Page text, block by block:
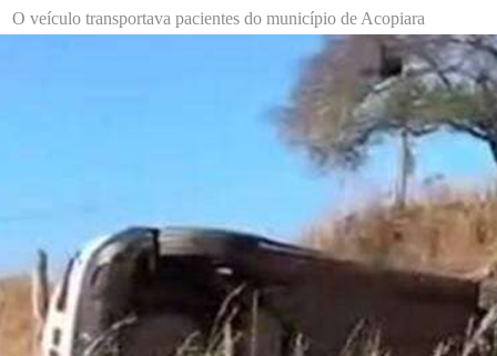
O veículo transportava pacientes do município de Acopiara